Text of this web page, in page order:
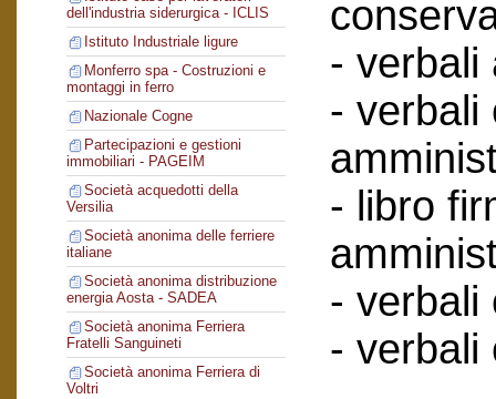
dell'industria siderurgica - ICLIS
Istituto Industriale ligure
Monferro spa - Costruzioni e
montaggi in ferro
Nazionale Cogne
Partecipazioni e gestioni
immobiliari - PAGEIM
Società acquedotti della
Versilia
Società anonima delle ferriere
italiane
Società anonima distribuzione
energia Aosta - SADEA
Società anonima Ferriera
Fratelli Sanguineti
Società anonima Ferriera di
Voltri
- verbali
- verbali
- libro
- verbali
- verbali